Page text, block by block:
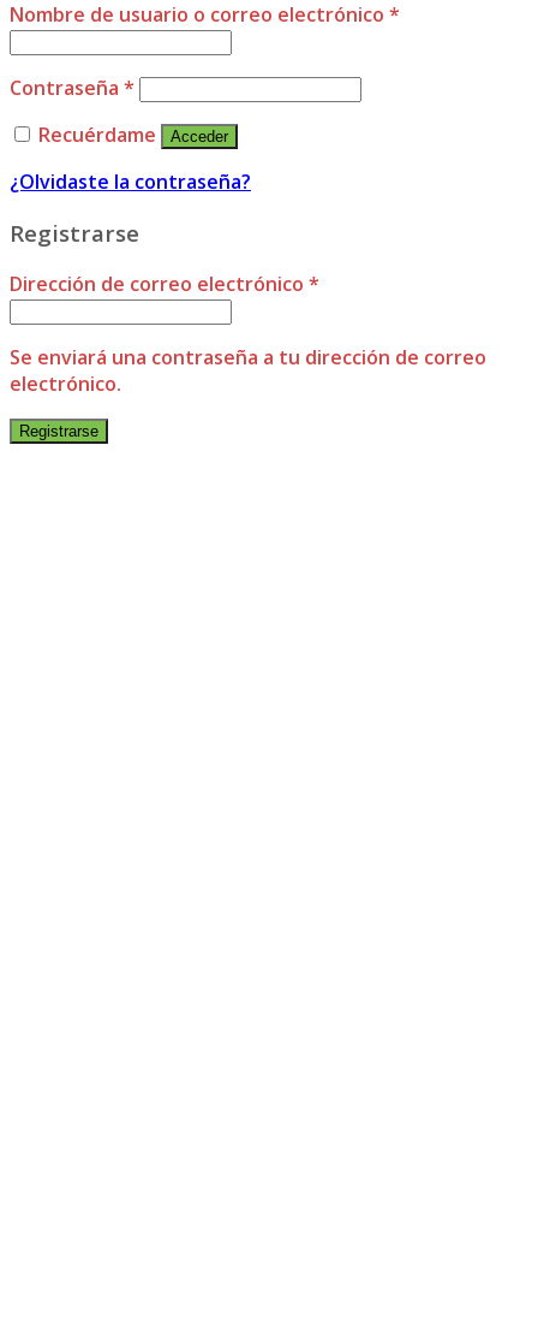
Nombre de usuario o correo electrónico *
Contraseña *
Recuérdame
Acceder
¿Olvidaste la contraseña?
Registrarse
Dirección de correo electrónico *
Se enviará una contraseña a tu dirección de correo
electrónico.
Registrarse